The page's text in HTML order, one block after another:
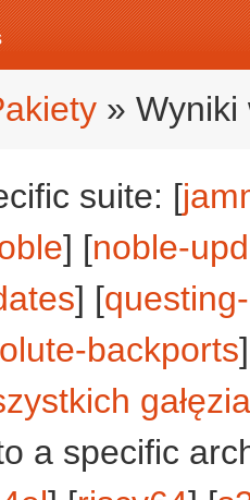
» Wyniki
suite: [
] [noble-
] [
backports
a specific